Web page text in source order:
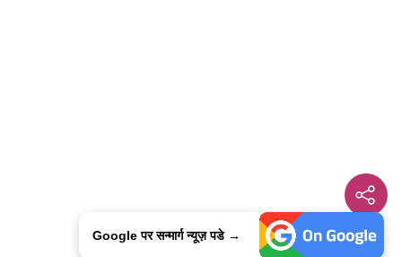
Google पर सन्मार्ग न्यूज़ पडे →